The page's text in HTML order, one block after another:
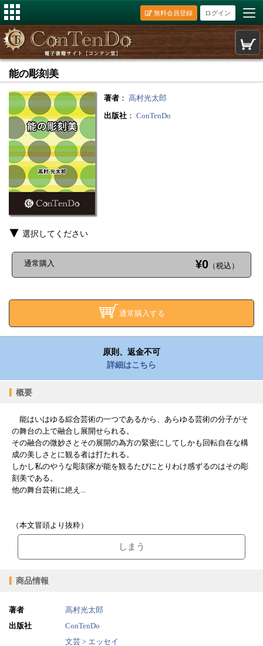
ログイン
無料会員登録
能の彫刻美
著者 ： 高村光太郎
出版社 ： ConTenDo
選択してください
通常購入 ¥0 （税込）
通常購入する
原則、返金不可
詳細はこちら
概要
能はいはゆる綜合芸術の一つであるから、あらゆる芸術の分子がそ
の舞台の上で融合し展開せられる。
その融合の微妙さとその展開の為方の緊密にしてしかも回転自在な構
成の美しさとに観る者は打たれる。
しかし私のやうな彫刻家が能を観るたびにとりわけ感ずるのはその彫
刻美である。
他の舞台芸術に絶え...
（本文冒頭より抜粋）
しまう
商品情報
著者
高村光太郎
出版社
ConTenDo
文芸 > エッセイ